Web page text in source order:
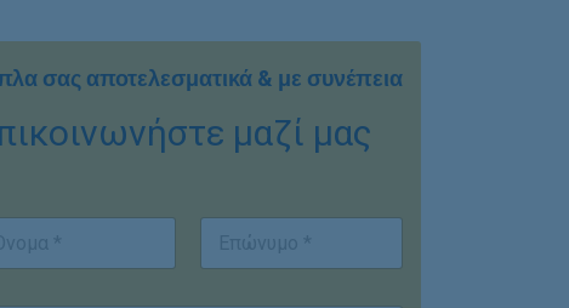
σας αποτελεσματικά & με συνέπεια
μαζί μας